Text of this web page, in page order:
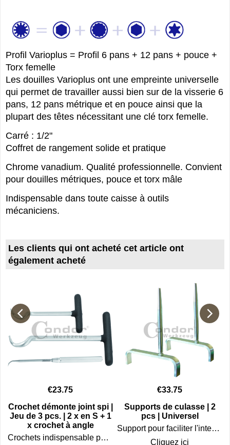
Profil Varioplus = Profil 6 pans + 12 pans + pouce +
Torx femelle
Les douilles Varioplus ont une empreinte universelle
qui permet de travailler aussi bien sur de la visserie 6
pans, 12 pans métrique et en pouce ainsi que la
plupart des têtes nécessitant une clé torx femelle.
Carré : 1/2"
Coffret de rangement solide et pratique
Chrome vanadium. Qualité professionnelle. Convient
pour douilles métriques, pouce et torx mâle
Indispensable dans toute caisse à outils
mécaniciens.
Les clients qui ont acheté cet article ont
également acheté
€23.75
Crochet démonte joint spi |
Jeu de 3 pcs. | 2 x en S + 1
x crochet à angle
Crochets indispensable pour retirer tous les joints spi et toriques sans détériorer leur logement.
€33.75
Supports de culasse | 2
pcs | Universel
Support pour faciliter l'intervention lors du travaille de rectification de la culasse
Cliquez ici